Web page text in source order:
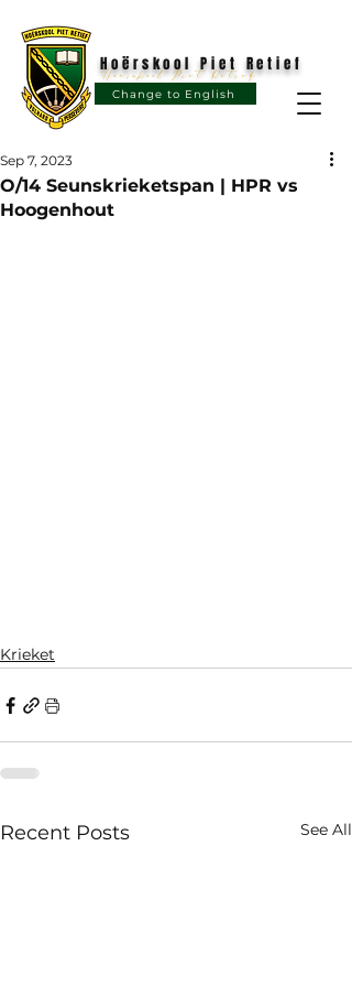
Change to English
Hoërskool Piet Retief
Hoërskool Piet Retief
O/14 Seunskrieketspan | HPR vs
Hoogenhout
Sep 7, 2023
Krieket
Recent Posts See All